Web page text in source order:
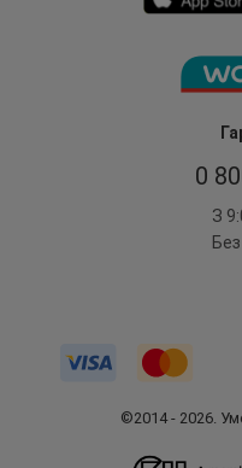
0
З
©2014 - 2026.